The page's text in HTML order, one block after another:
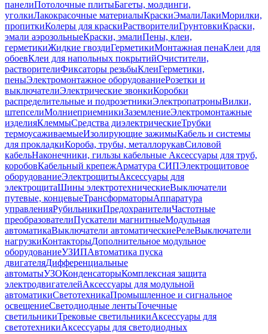
панелиПотолочные плитыБагеты, молдинги,
уголкиЛакокрасочные материалыКраскиЭмалиЛакиМорилки,
пропиткиКолеры для краскиРастворителиГрунтовкиКраски,
эмали аэрозольныеКраски, эмалиПены, клеи,
герметикиЖидкие гвоздиГерметикиМонтажная пенаКлеи для
обоевКлеи для напольных покрытийОчистители,
растворителиФиксаторы резьбыКлеиГерметики,
пеныЭлектромонтажное оборудованиеРозетки и
выключателиЭлектрические звонкиКоробки
распределительные и подрозетникиЭлектропатроныВилки,
штепселиМолниеприемникиЗаземлениеЭлектромонтажные
изделияКлеммыСредства диэлектрическиеТрубки
термоусаживаемыеИзолирующие зажимыКабель и системы
для прокладкиКороба, трубы, металлорукавСиловой
кабельНаконечники, гильзы кабельные Аксессуары для труб,
коробовКабельный крепежАрматура СИПЭлектрощитовое
оборудованиеЭлектрощитыАксессуары для
электрощитаШины электротехническиеВыключатели
путевые, концевыеТрансформаторыАппаратура
управленияРубильникиПредохранителиЧастотные
преобразователиПускатели магнитныеМодульная
автоматикаВыключатели автоматическиеРелеВыключатели
нагрузкиКонтакторыДополнительное модульное
оборудованиеУЗИПАвтоматика пуска
двигателяДифференциальные
автоматыУЗОКонденсаторыКомплексная защита
электродвигателейАксессуары для модульной
автоматикиСветотехникаПромышленное и сигнальное
освещениеСветодиодные лентыТочечные
светильникиТрековые светильникиАксессуары для
светотехникиАксессуары для светодиодных